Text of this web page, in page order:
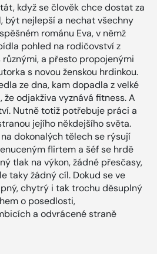
když se člověk chce dostat za
být nejlepší a nechat všechny
románu Eva, v němž
pohled na rodičovství z
a přesto propojenými
s novou ženskou hrdinkou.
ze dna, kam dopadla z velké
odjakživa vyznává fitness. A
Nutně totiž potřebuje práci a
jejího někdejšího světa.
dokonalých tělech se rýsují
flirtem a šéf se hrdě
tlak na výkon, žádné přesčasy,
taky žádný cíl. Dokud se ve
chytrý i tak trochu děsuplný
o posedlosti,
a odvrácené straně